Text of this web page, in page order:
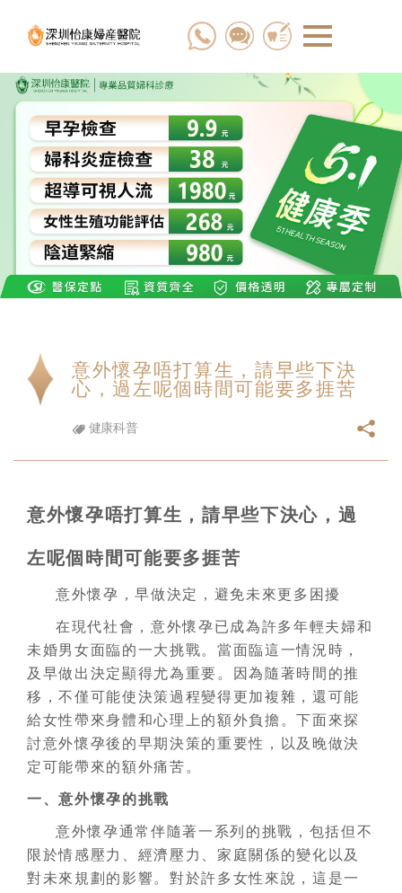
意外懷孕唔打算生，請早些下決
心，過左呢個時間可能要多捱苦
健康科普
意外懷孕唔打算生，請早些下決心，過
左呢個時間可能要多捱苦
意外懷孕，早做決定，避免未來更多困擾
在現代社會，意外懷孕已成為許多年輕夫婦和
未婚男女面臨的一大挑戰。當面臨這一情況時，
及早做出決定顯得尤為重要。因為隨著時間的推
移，不僅可能使決策過程變得更加複雜，還可能
給女性帶來身體和心理上的額外負擔。下面來探
討意外懷孕後的早期決策的重要性，以及晚做決
定可能帶來的額外痛苦。
一、意外懷孕的挑戰
意外懷孕通常伴隨著一系列的挑戰，包括但不
限於情感壓力、經濟壓力、家庭關係的變化以及
對未來規劃的影響。對於許多女性來說，這是一